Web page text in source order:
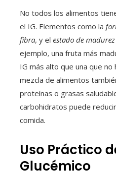
No todos los alimentos
el IG. Elementos como la
fibra, y el estado de madurez
ejemplo, una fruta más
IG más alto que una que
mezcla de alimentos
proteínas o grasas
carbohidratos puede
comida.
Uso Práctico
Glucémico